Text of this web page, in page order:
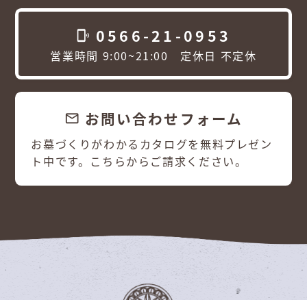
phonelink_ring 0566-21-0953
営業時間 9:00~21:00 定休日 不定休
email お問い合わせフォーム
お墓づくりがわかるカタログを無料プレゼン
ト中です。こちらからご請求ください。